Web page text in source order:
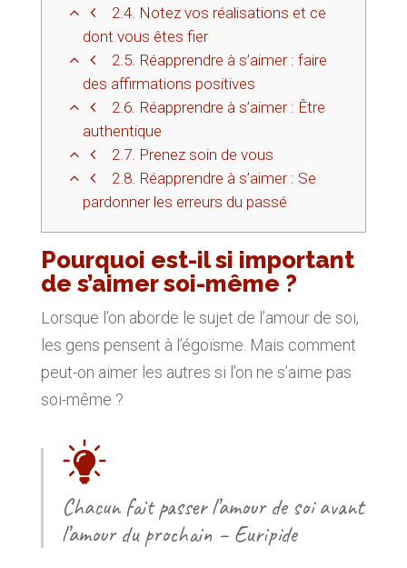
2.4. Notez vos réalisations et ce
dont vous êtes fier
2.5. Réapprendre à s’aimer : faire
des affirmations positives
2.6. Réapprendre à s’aimer : Être
authentique
2.7. Prenez soin de vous
2.8. Réapprendre à s’aimer : Se
pardonner les erreurs du passé
Pourquoi est-il si important
de s’aimer soi-même ?
Lorsque l’on aborde le sujet de l’amour de soi,
les gens pensent à l’égoïsme. Mais comment
peut-on aimer les autres si l’on ne s’aime pas
soi-même ?
Chacun fait passer l’amour de soi avant
l’amour du prochain – Euripide